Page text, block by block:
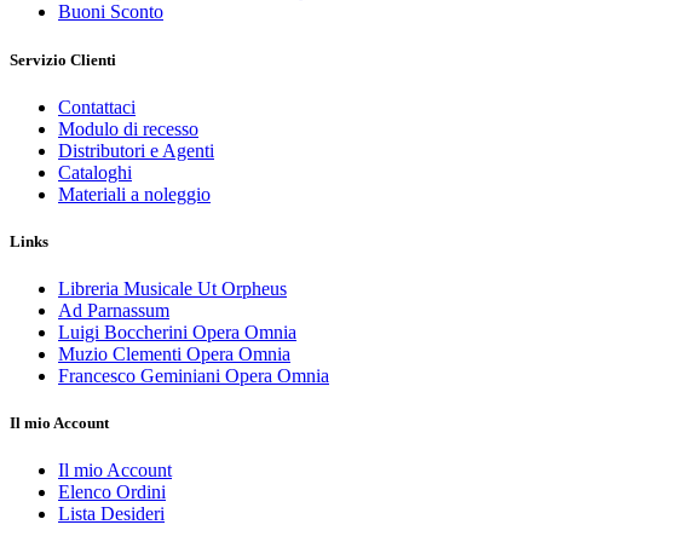
Buoni Sconto
Servizio Clienti
Contattaci
Modulo di recesso
Distributori e Agenti
Cataloghi
Materiali a noleggio
Links
Libreria Musicale Ut Orpheus
Ad Parnassum
Luigi Boccherini Opera Omnia
Muzio Clementi Opera Omnia
Francesco Geminiani Opera Omnia
Il mio Account
Il mio Account
Elenco Ordini
Lista Desideri